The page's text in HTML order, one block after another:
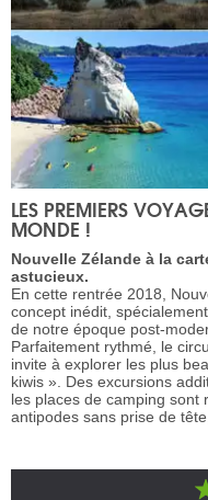
LES PREMIERS
MONDE !
Nouvelle Zélande à la
astucieux.
En cette rentrée 2018,
concept inédit,
de notre époque post-
Parfaitement rythmé, le
invite à explorer les plus
kiwis ». Des excursions
les places de camping sont
antipodes sans prise de